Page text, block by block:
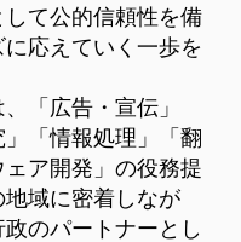
て公的信頼性を備
応えていく一歩を
「広告・宣伝」
」「情報処理」「翻
ア開発」の役務提
域に密着しなが
のパートナーとし